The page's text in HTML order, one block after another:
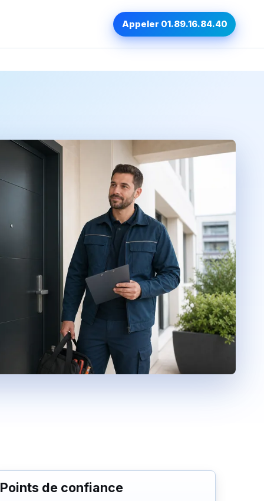
Appeler 01.89.16.84.40
Points de confiance